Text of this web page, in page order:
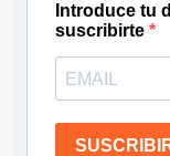
Introduce tu
suscribirte